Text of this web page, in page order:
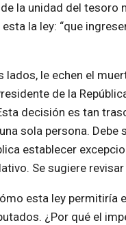
la unidad del tesoro
la ley: “que
le echen el
de la
decisión es tan
sola persona.
establecer
Se sugiere
esta ley permitiría
¿Por qué el